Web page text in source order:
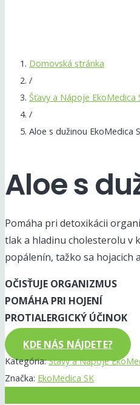
Domovská stránka
/
Šťavy a Nápoje EkoMedica
/
Aloe s dužinou EkoMedica
Aloe s
Pomáha pri detoxikácii
tlak a hladinu cholesterolu v
popálenín, tažko sa hojacich
OČISŤUJE ORGANIZMUS
POMÁHA PRI HOJENÍ
PROTIALERGICKÝ ÚČINOK
KDE NÁS NÁJDETE?
Kategória:Šťavy a Nápoje
Značka: EkoMedica SK